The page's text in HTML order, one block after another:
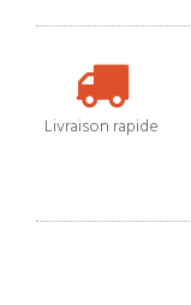
Livraison rapide